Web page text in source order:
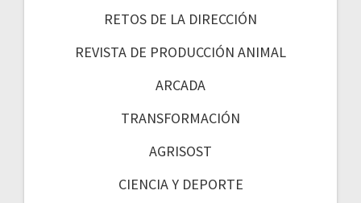
RETOS DE LA DIRECCIÓN
REVISTA DE PRODUCCIÓN ANIMAL
ARCADA
TRANSFORMACIÓN
AGRISOST
CIENCIA Y DEPORTE